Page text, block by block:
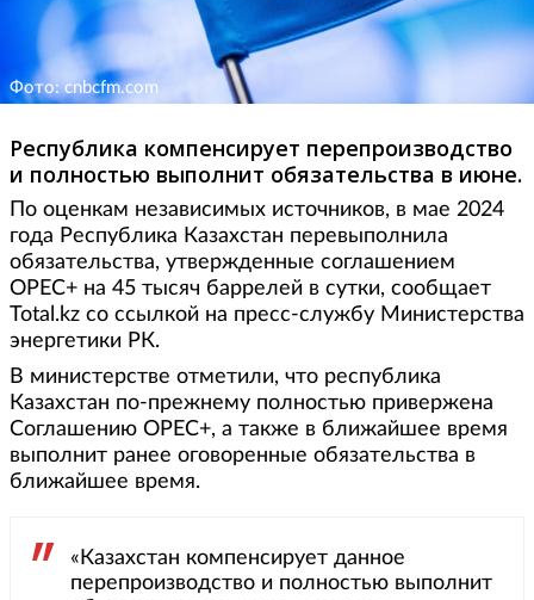
Фото: cnbcfm.com
Республика компенсирует перепроизводство
и полностью выполнит обязательства в июне.
По оценкам независимых источников, в мае 2024
года Республика Казахстан перевыполнила
обязательства, утвержденные соглашением
OPEC+ на 45 тысяч баррелей в сутки, сообщает
Total.kz со ссылкой на пресс-службу Министерства
энергетики РК.
В министерстве отметили, что республика
Казахстан по-прежнему полностью привержена
Соглашению OPEC+, а также в ближайшее время
выполнит ранее оговоренные обязательства в
ближайшее время.
«Казахстан компенсирует данное
перепроизводство и полностью выполнит